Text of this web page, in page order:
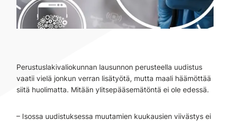
Perustuslakivaliokunnan lausunnon perusteella uudistus
vaatii vielä jonkun verran lisätyötä, mutta maali häämöttää
siitä huolimatta. Mitään ylitsepääsemätöntä ei ole edessä.
– Isossa uudistuksessa muutamien kuukausien viivästys ei